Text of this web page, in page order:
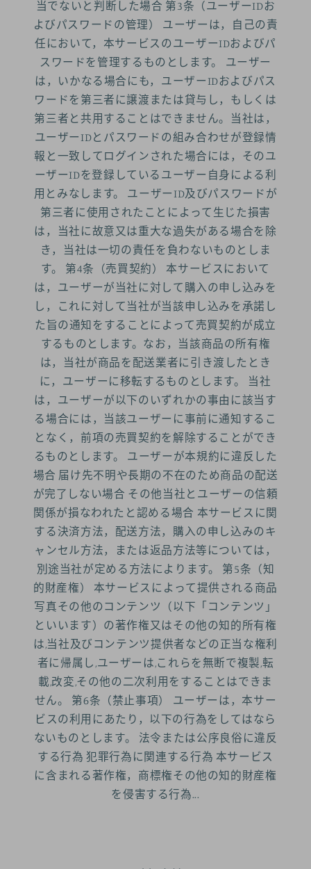
当でないと判断した場合 第3条（ユーザーIDお
よびパスワードの管理） ユーザーは，自己の責
任において，本サービスのユーザーIDおよびパ
スワードを管理するものとします。 ユーザー
は，いかなる場合にも，ユーザーIDおよびパス
ワードを第三者に譲渡または貸与し，もしくは
第三者と共用することはできません。当社は，
ユーザーIDとパスワードの組み合わせが登録情
報と一致してログインされた場合には，そのユ
ーザーIDを登録しているユーザー自身による利
用とみなします。 ユーザーID及びパスワードが
第三者に使用されたことによって生じた損害
は，当社に故意又は重大な過失がある場合を除
き，当社は一切の責任を負わないものとしま
す。 第4条（売買契約） 本サービスにおいて
は，ユーザーが当社に対して購入の申し込みを
し，これに対して当社が当該申し込みを承諾し
た旨の通知をすることによって売買契約が成立
するものとします。なお，当該商品の所有権
は，当社が商品を配送業者に引き渡したとき
に，ユーザーに移転するものとします。 当社
は，ユーザーが以下のいずれかの事由に該当す
る場合には，当該ユーザーに事前に通知するこ
となく，前項の売買契約を解除することができ
るものとします。 ユーザーが本規約に違反した
場合 届け先不明や長期の不在のため商品の配送
が完了しない場合 その他当社とユーザーの信頼
関係が損なわれたと認める場合 本サービスに関
する決済方法，配送方法，購入の申し込みのキ
ャンセル方法，または返品方法等については，
別途当社が定める方法によります。 第5条（知
的財産権） 本サービスによって提供される商品
写真その他のコンテンツ（以下「コンテンツ」
といいます）の著作権又はその他の知的所有権
は,当社及びコンテンツ提供者などの正当な権利
者に帰属し,ユーザーは,これらを無断で複製,転
載,改変,その他の二次利用をすることはできま
せん。 第6条（禁止事項） ユーザーは，本サー
ビスの利用にあたり，以下の行為をしてはなら
ないものとします。 法令または公序良俗に違反
する行為 犯罪行為に関連する行為 本サービス
に含まれる著作権，商標権その他の知的財産権
を侵害する行為...